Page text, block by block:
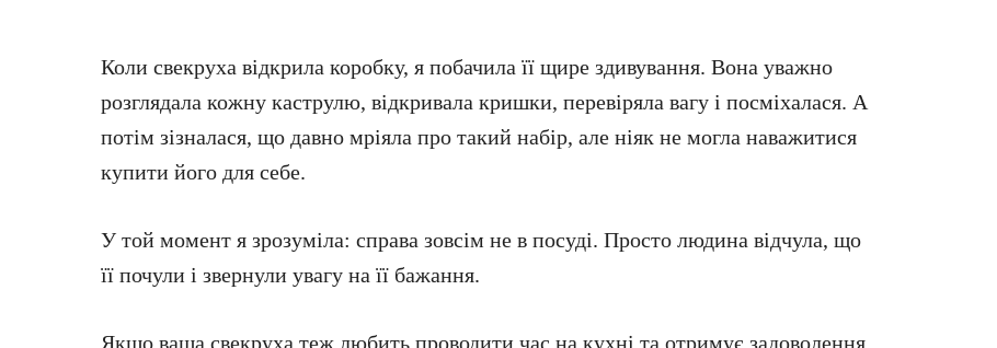
Коли свекруха відкрила коробку, я побачила її щире здивування. Вона уважно
розглядала кожну каструлю, відкривала кришки, перевіряла вагу і посміхалася. А
потім зізналася, що давно мріяла про такий набір, але ніяк не могла наважитися
купити його для себе.
У той момент я зрозуміла: справа зовсім не в посуді. Просто людина відчула, що
її почули і звернули увагу на її бажання.
Якщо ваша свекруха теж любить проводити час на кухні та отримує задоволення